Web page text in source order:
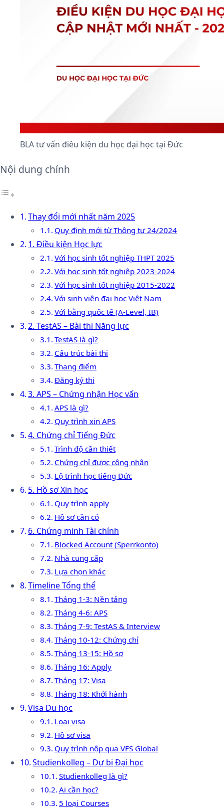
BLA tư vấn điêu kiện du học đại học tại Đức
Nội dung chính
Thay đổi mới nhất năm 2025
Quy định mới từ Thông tư 24/2024
1. Điều kiện Học lực
Với học sinh tốt nghiệp THPT 2025
Với học sinh tốt nghiệp 2023-2024
Với học sinh tốt nghiệp 2015-2022
Với sinh viên đại học Việt Nam
Với bằng quốc tế (A-Level, IB)
2. TestAS – Bài thi Năng lực
TestAS là gì?
Cấu trúc bài thi
Thang điểm
Đăng ký thi
3. APS – Chứng nhận Học vấn
APS là gì?
Quy trình xin APS
4. Chứng chỉ Tiếng Đức
Trình độ cần thiết
Chứng chỉ được công nhận
Lộ trình học tiếng Đức
5. Hồ sơ Xin học
Quy trình apply
Hồ sơ cần có
6. Chứng minh Tài chính
Blocked Account (Sperrkonto)
Nhà cung cấp
Lựa chọn khác
Timeline Tổng thể
Tháng 1-3: Nền tảng
Tháng 4-6: APS
Tháng 7-9: TestAS & Interview
Tháng 10-12: Chứng chỉ
Tháng 13-15: Hồ sơ
Tháng 16: Apply
Tháng 17: Visa
Tháng 18: Khởi hành
Visa Du học
Loại visa
Hồ sơ visa
Quy trình nộp qua VFS Global
Studienkolleg – Dự bị Đại học
Studienkolleg là gì?
Ai cần học?
5 loại Courses